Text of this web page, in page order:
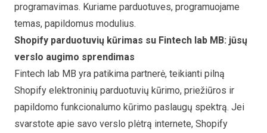
programavimas. Kuriame parduotuves, programuojame
temas, papildomus modulius.
Shopify parduotuvių kūrimas su Fintech lab MB: jūsų
verslo augimo sprendimas
Fintech lab MB yra patikima partnerė, teikianti pilną
Shopify elektroninių parduotuvių kūrimo, priežiūros ir
papildomo funkcionalumo kūrimo paslaugų spektrą. Jei
svarstote apie savo verslo plėtrą internete, Shopify